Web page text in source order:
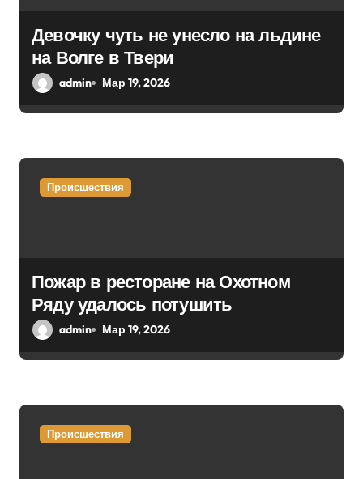
п
и
с
я
Девочку чуть не унесло на льдине
на Волге в Твери
admin Мар 19, 2026
Происшествия
Пожар в ресторане на Охотном
Ряду удалось потушить
admin Мар 19, 2026
Происшествия